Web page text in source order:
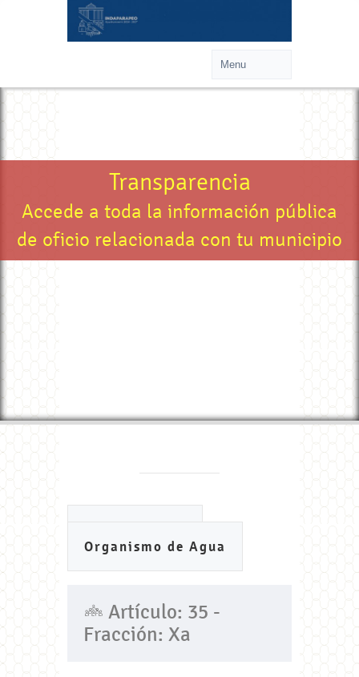
Transparencia
Accede a toda la información pública
de oficio relacionada con tu municipio
Organismo de Agua
Artículo: 35 -
Fracción: Xa